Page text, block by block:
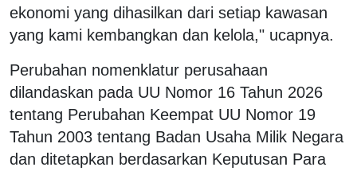
ekonomi yang dihasilkan dari setiap kawasan
yang kami kembangkan dan kelola," ucapnya.
Perubahan nomenklatur perusahaan
dilandaskan pada UU Nomor 16 Tahun 2026
tentang Perubahan Keempat UU Nomor 19
Tahun 2003 tentang Badan Usaha Milik Negara
dan ditetapkan berdasarkan Keputusan Para